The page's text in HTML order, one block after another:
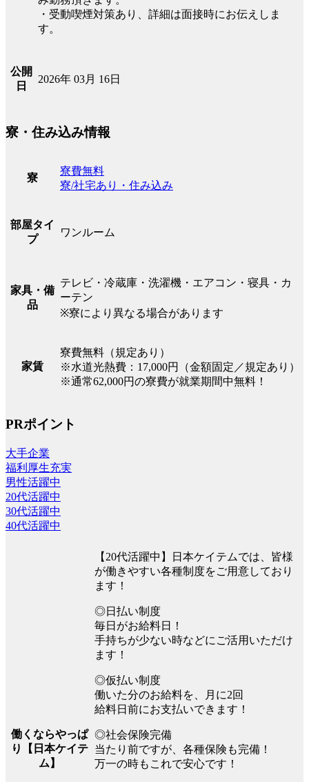
・受動喫煙対策あり、詳細は面接時にお伝えしま
す。
公開
日
2026年 03月 16日
寮・住み込み情報
寮
寮費無料
寮/社宅あり・住み込み
部屋タイ
プ
ワンルーム
家具・備
品
テレビ・冷蔵庫・洗濯機・エアコン・寝具・カ
ーテン
※寮により異なる場合があります
家賃
寮費無料（規定あり）
※水道光熱費：17,000円（金額固定／規定あり）
※通常62,000円の寮費が就業期間中無料！
PRポイント
大手企業
福利厚生充実
男性活躍中
20代活躍中
30代活躍中
40代活躍中
働くならやっぱ
り【日本ケイテ
ム】
【20代活躍中】日本ケイテムでは、皆様
が働きやすい各種制度をご用意しており
ます！
◎日払い制度
毎日がお給料日！
手持ちが少ない時などにご活用いただけ
ます！
◎仮払い制度
働いた分のお給料を、月に2回
給料日前にお支払いできます！
◎社会保険完備
当たり前ですが、各種保険も完備！
万一の時もこれで安心です！